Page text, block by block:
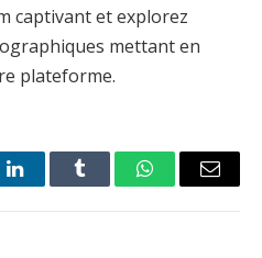
captivant et explorez
mettant en
plateforme.
LinkedInTumblr WhatsAppEmail